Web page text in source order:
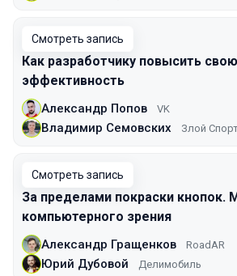
Смотреть запись
Как разработчику повысить свою
эффективность
Александр Попов VK
Владимир Семовских Злой
Смотреть запись
За пределами покраски кнопок.
компьютерного зрения
Александр Гращенков RoadAR
Юрий Дубовой Делимобиль